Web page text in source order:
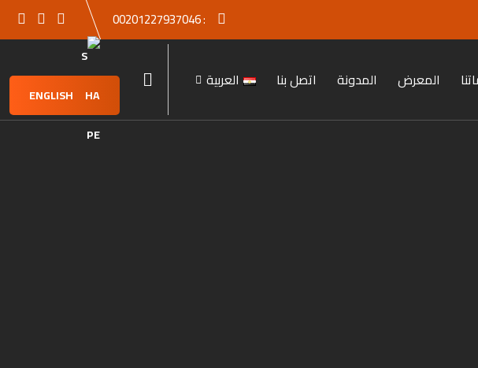
:
00201227937046
المعرض المدونة اتصل بنا العربية
ENGLISH